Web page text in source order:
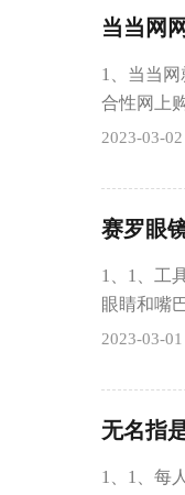
当当网
1、当当
合性网上
2023-03-02
赛罗眼
1、1、工
眼睛和嘴
2023-03-01
无名指
1、1、每